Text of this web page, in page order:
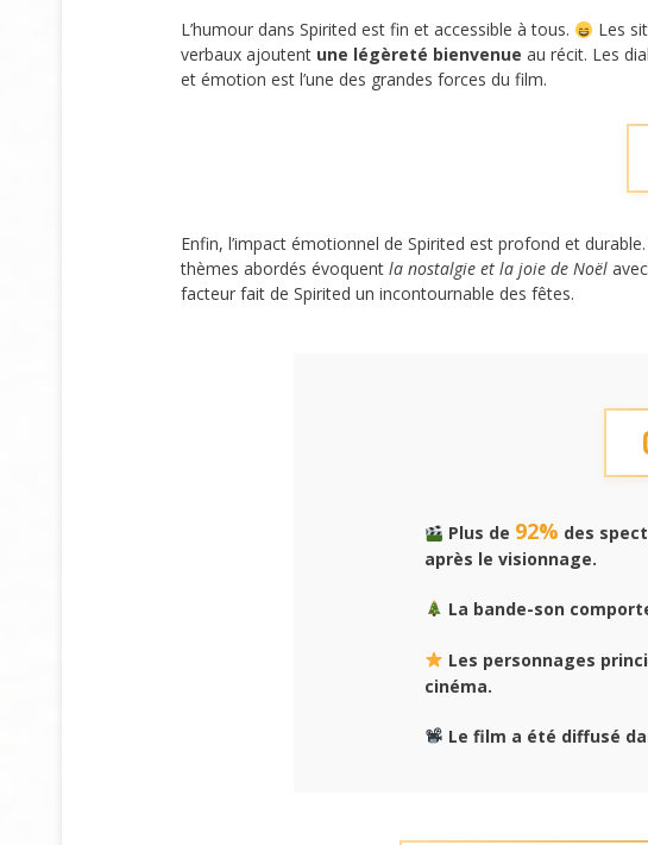
L’humour dans Spirited est fin et accessible à tous.
Les
verbaux ajoutent une légèreté bienvenue au récit. Les
et émotion est l’une des grandes forces du film.
Enfin, l’impact émotionnel de Spirited est profond et
thèmes abordés évoquent la nostalgie et la joie de Noël
facteur fait de Spirited un incontournable des fêtes.
Plus de 92% des
après le visionnage.
La bande-son
Les personnages
cinéma.
Le film a été diffusé